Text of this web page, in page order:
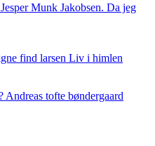
Da jeg
Liv i himlen